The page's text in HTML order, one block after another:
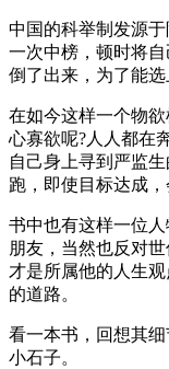
中国的科举制发源
一次中榜，顿时将
倒了出来，为了能
在如今这样一个物
心寡欲呢?人人都在
自己身上寻到严监
跑，即使目标达成
书中也有这样一位
朋友，当然也反对
才是所属他的人生
的道路。
看一本书，回想其
小石子。